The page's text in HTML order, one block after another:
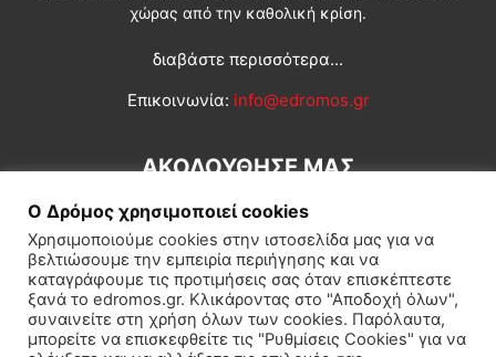
χώρας από την καθολική κρίση.
διαβάστε περισσότερα...
Επικοινωνία: info@edromos.gr
ΑΚΟΛΟΥΘΗΣΕ ΜΑΣ
Εγγραφή συνδρομητή Πολιτική Διεθνή Κοινωνία
Ο Δρόμος χρησιμοποιεί cookies
Χρησιμοποιούμε cookies στην ιστοσελίδα μας για να
βελτιώσουμε την εμπειρία περιήγησης και να
καταγράφουμε τις προτιμήσεις σας όταν επισκέπτεστε
ξανά το edromos.gr. Κλικάροντας στο "Αποδοχή όλων",
συναινείτε στη χρήση όλων των cookies. Παρόλαυτα,
μπορείτε να επισκεφθείτε τις "Ρυθμίσεις Cookies" για να